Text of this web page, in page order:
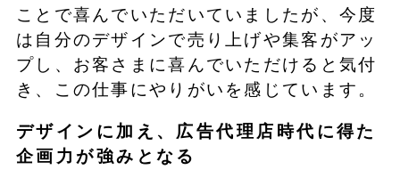
ことで喜んでいただいていましたが、今度
は自分のデザインで売り上げや集客がアッ
プし、お客さまに喜んでいただけると気付
き、この仕事にやりがいを感じています。
デザインに加え、広告代理店時代に得た
企画力が強みとなる